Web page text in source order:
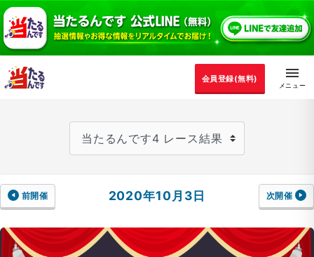
会員登録(無料)
前開催 2020年10月3日 次開催